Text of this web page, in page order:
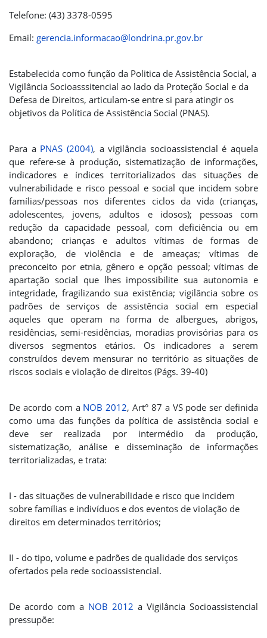
Telefone: (43) 3378-0595
Email: gerencia.informacao@londrina.pr.gov.br
Estabelecida como função da Politica de Assistência Social, a
Vigilância Socioasssitencial ao lado da Proteção Social e da
Defesa de Direitos, articulam-se entre si para atingir os
objetivos da Política de Assistência Social (PNAS).
Para a PNAS (2004), a vigilância socioassistencial é aquela
que refere-se à produção, sistematização de informações,
indicadores e índices territorializados das situações de
vulnerabilidade e risco pessoal e social que incidem sobre
famílias/pessoas nos diferentes ciclos da vida (crianças,
adolescentes, jovens, adultos e idosos); pessoas com
redução da capacidade pessoal, com deficiência ou em
abandono; crianças e adultos vítimas de formas de
exploração, de violência e de ameaças; vítimas de
preconceito por etnia, gênero e opção pessoal; vítimas de
apartação social que lhes impossibilite sua autonomia e
integridade, fragilizando sua existência; vigilância sobre os
padrões de serviços de assistência social em especial
aqueles que operam na forma de albergues, abrigos,
residências, semi-residências, moradias provisórias para os
diversos segmentos etários. Os indicadores a serem
construídos devem mensurar no território as situações de
riscos sociais e violação de direitos (Págs. 39-40)
De acordo com a NOB 2012, Art° 87 a VS pode ser definida
como uma das funções da política de assistência social e
deve ser realizada por intermédio da produção,
sistematização, análise e disseminação de informações
territorializadas, e trata:
I - das situações de vulnerabilidade e risco que incidem
sobre famílias e indivíduos e dos eventos de violação de
direitos em determinados territórios;
II - do tipo, volume e padrões de qualidade dos serviços
ofertados pela rede socioassistencial.
De acordo com a NOB 2012 a Vigilância Socioassistencial
pressupõe: